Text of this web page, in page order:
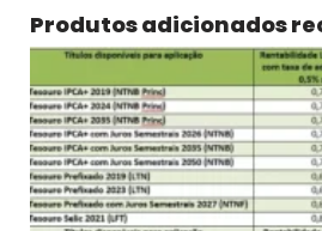
Produtos adicionados